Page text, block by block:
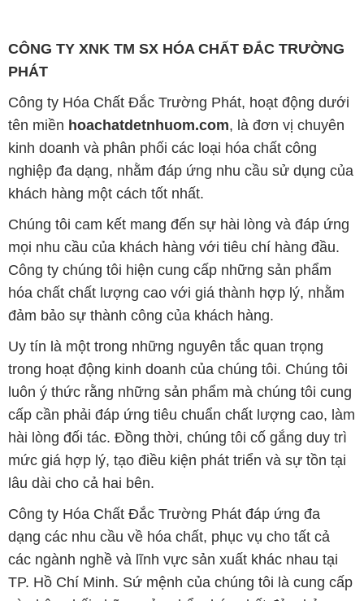
CÔNG TY XNK TM SX HÓA CHẤT ĐẮC TRƯỜNG
PHÁT
Công ty Hóa Chất Đắc Trường Phát, hoạt động dưới
tên miền hoachatdetnhuom.com, là đơn vị chuyên
kinh doanh và phân phối các loại hóa chất công
nghiệp đa dạng, nhằm đáp ứng nhu cầu sử dụng của
khách hàng một cách tốt nhất.
Chúng tôi cam kết mang đến sự hài lòng và đáp ứng
mọi nhu cầu của khách hàng với tiêu chí hàng đầu.
Công ty chúng tôi hiện cung cấp những sản phẩm
hóa chất chất lượng cao với giá thành hợp lý, nhằm
đảm bảo sự thành công của khách hàng.
Uy tín là một trong những nguyên tắc quan trọng
trong hoạt động kinh doanh của chúng tôi. Chúng tôi
luôn ý thức rằng những sản phẩm mà chúng tôi cung
cấp cần phải đáp ứng tiêu chuẩn chất lượng cao, làm
hài lòng đối tác. Đồng thời, chúng tôi cố gắng duy trì
mức giá hợp lý, tạo điều kiện phát triển và sự tồn tại
lâu dài cho cả hai bên.
Công ty Hóa Chất Đắc Trường Phát đáp ứng đa
dạng các nhu cầu về hóa chất, phục vụ cho tất cả
các ngành nghề và lĩnh vực sản xuất khác nhau tại
TP. Hồ Chí Minh. Sứ mệnh của chúng tôi là cung cấp